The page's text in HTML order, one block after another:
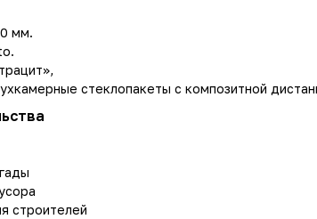
мм.
стеклопакеты с композитной
строителей